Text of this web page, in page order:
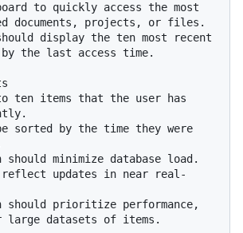
to quickly access the most
documents, projects, or files.
display the ten most recent
the last access time.
ten items that the user has
sorted by the time they were
minimize database load.
reflect updates in near real-
should prioritize performance,
large datasets of items.